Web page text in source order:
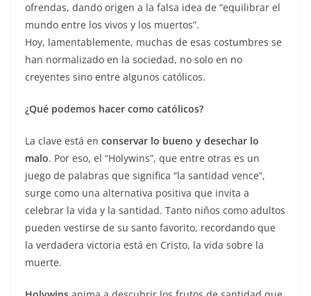
ofrendas, dando origen a la falsa idea de “equilibrar el
mundo entre los vivos y los muertos”.
Hoy, lamentablemente, muchas de esas costumbres se
han normalizado en la sociedad, no solo en no
creyentes sino entre algunos católicos.
¿Qué podemos hacer como católicos?
La clave está en conservar lo bueno y desechar lo
malo. Por eso, el “Holywins”, que entre otras es un
juego de palabras que significa “la santidad vence”,
surge como una alternativa positiva que invita a
celebrar la vida y la santidad. Tanto niños como adultos
pueden vestirse de su santo favorito, recordando que
la verdadera victoria está en Cristo, la vida sobre la
muerte.